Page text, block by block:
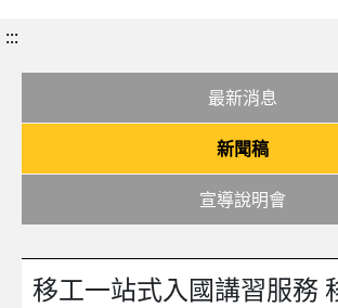
:::
最新消息
新聞稿
宣導說明會
移工一站式入國講習服務